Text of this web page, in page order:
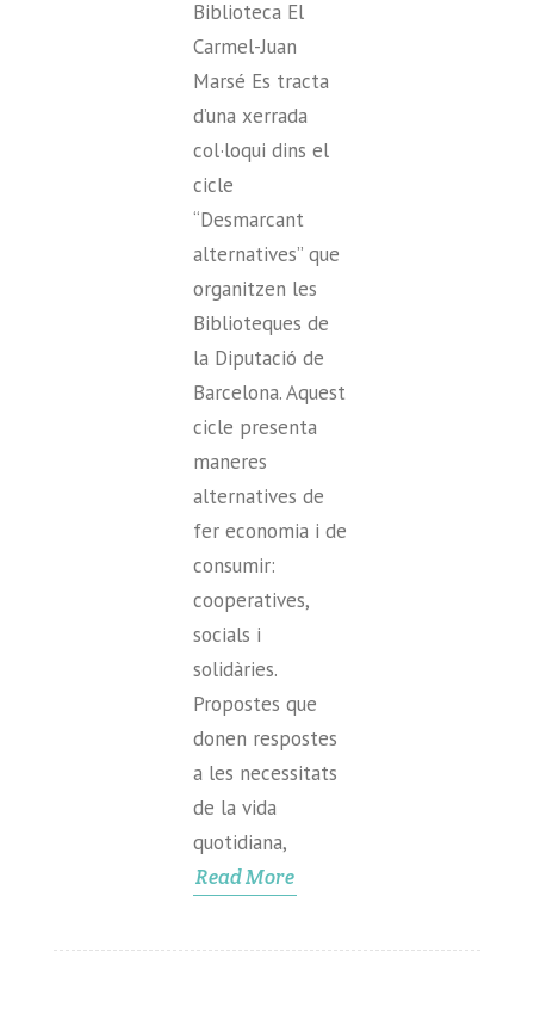
Biblioteca El
Carmel-Juan
Marsé Es tracta
d’una xerrada
col·loqui dins el
cicle
“Desmarcant
alternatives” que
organitzen les
Biblioteques de
la Diputació de
Barcelona. Aquest
cicle presenta
maneres
alternatives de
fer economia i de
consumir:
cooperatives,
socials i
solidàries.
Propostes que
donen respostes
a les necessitats
de la vida
quotidiana,
Read More